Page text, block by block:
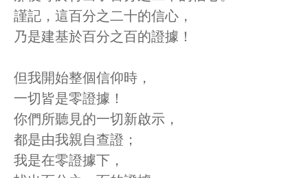
謹記，這百分之二十的信心，
乃是建基於百分之百的證據！
但我開始整個信仰時，
一切皆是零證據！
你們所聽見的一切新啟示，
都是由我親自查證；
我是在零證據下，